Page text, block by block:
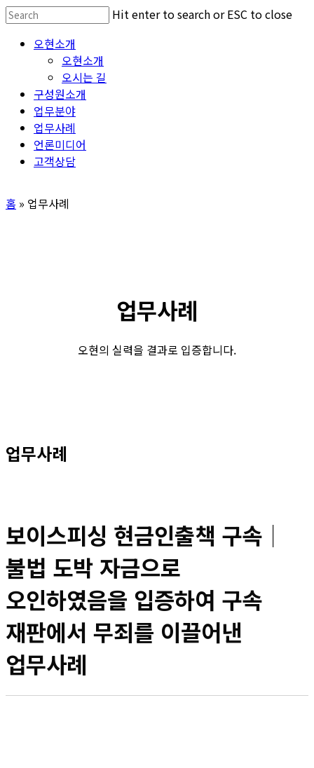
Skip
main
Hit enter to search or ESC to close
Search
Menu 오현소개
오현소개
오시는 길
구성원소개
업무분야
업무사례
언론미디어
고객상담
홈 » 업무사례
업무사례
오현의 실력을 결과로 입증합니다.
업무사례
보이스피싱 현금인출책 구속│
불법 도박 자금으로
오인하였음을 입증하여 구속
재판에서 무죄를 이끌어낸
업무사례